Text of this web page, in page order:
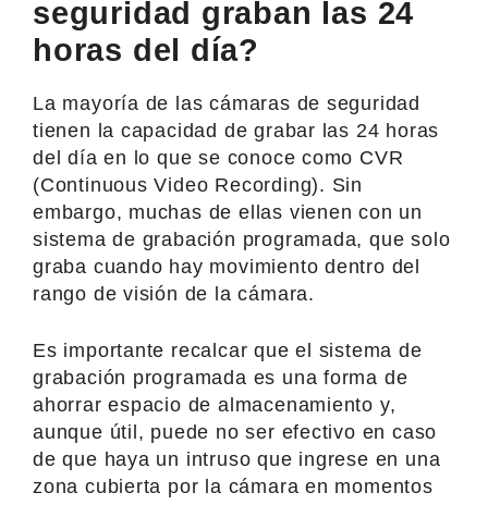
seguridad graban las 24
horas del día?
La mayoría de las cámaras de seguridad
tienen la capacidad de grabar las 24 horas
del día en lo que se conoce como CVR
(Continuous Video Recording). Sin
embargo, muchas de ellas vienen con un
sistema de grabación programada, que solo
graba cuando hay movimiento dentro del
rango de visión de la cámara.
Es importante recalcar que el sistema de
grabación programada es una forma de
ahorrar espacio de almacenamiento y,
aunque útil, puede no ser efectivo en caso
de que haya un intruso que ingrese en una
zona cubierta por la cámara en momentos